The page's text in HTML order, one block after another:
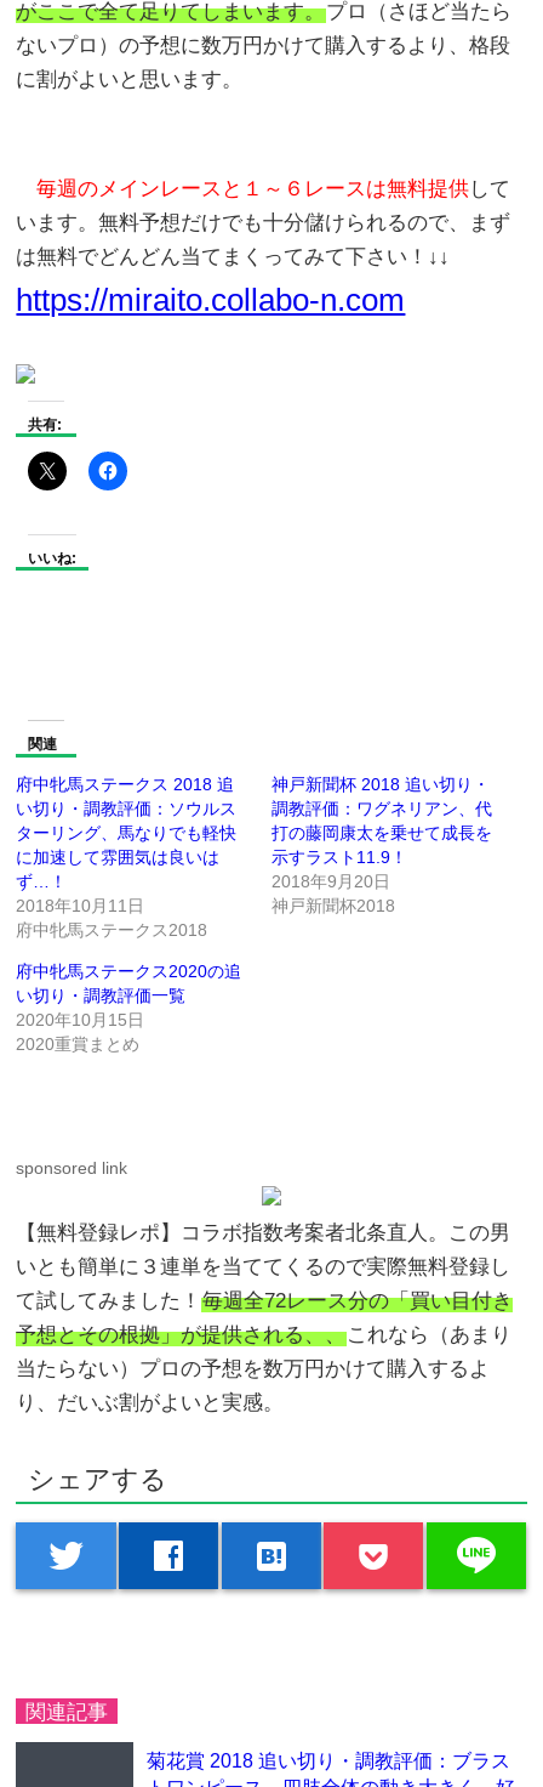
がここで全て足りてしまいます。プロ（さほど当たら
ないプロ）の予想に数万円かけて購入するより、格段
に割がよいと思います。
毎週のメインレースと１～６レースは無料提供して
います。無料予想だけでも十分儲けられるので、まず
は無料でどんどん当てまくってみて下さい！↓↓
https://miraito.collabo-n.com
共有:
いいね:
関連
府中牝馬ステークス 2018 追
い切り・調教評価：ソウルス
ターリング、馬なりでも軽快
に加速して雰囲気は良いは
ず…！
2018年10月11日
府中牝馬ステークス2018
神戸新聞杯 2018 追い切り・
調教評価：ワグネリアン、代
打の藤岡康太を乗せて成長を
示すラスト11.9！
2018年9月20日
神戸新聞杯2018
府中牝馬ステークス2020の追
い切り・調教評価一覧
2020年10月15日
2020重賞まとめ
sponsored link
【無料登録レポ】コラボ指数考案者北条直人。この男
いとも簡単に３連単を当ててくるので実際無料登録し
て試してみました！毎週全72レース分の「買い目付き
予想とその根拠」が提供される、、これなら（あまり
当たらない）プロの予想を数万円かけて購入するよ
り、だいぶ割がよいと実感。
シェアする
twitter facebook hatenabookmark line
関連記事
菊花賞 2018 追い切り・調教評価：ブラス